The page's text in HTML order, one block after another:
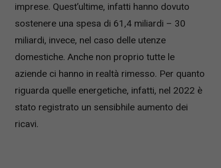
imprese. Quest’ultime, infatti hanno dovuto
sostenere una spesa di 61,4 miliardi – 30
miliardi, invece, nel caso delle utenze
domestiche. Anche non proprio tutte le
aziende ci hanno in realtà rimesso. Per quanto
riguarda quelle energetiche, infatti, nel 2022 è
stato registrato un sensibhile aumento dei
ricavi.